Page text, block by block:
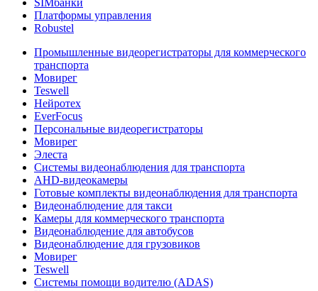
SIMбанки
Платформы управления
Robustel
Промышленные видеорегистраторы для коммерческого
транспорта
Мовирег
Teswell
Нейротех
EverFocus
Персональные видеорегистраторы
Мовирег
Элеста
Системы видеонаблюдения для транспорта
AHD-видеокамеры
Готовые комплекты видеонаблюдения для транспорта
Видеонаблюдение для такси
Камеры для коммерческого транспорта
Видеонаблюдение для автобусов
Видеонаблюдение для грузовиков
Мовирег
Teswell
Системы помощи водителю (ADAS)